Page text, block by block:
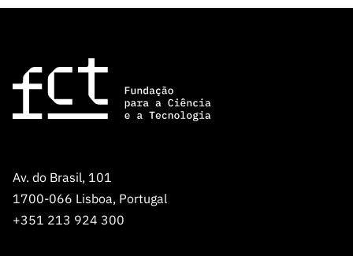
Av. do Brasil, 101
1700-066 Lisboa, Portugal
+351 213 924 300